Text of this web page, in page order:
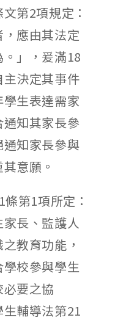
第2項規定：
，應由其法定
」，爰滿18
決定其事件
生表達需家
知其家長參
知家長參與
意願。
第1項所定：
家長、監護人
教育功能，
校參與學生
要之協
輔導法第21